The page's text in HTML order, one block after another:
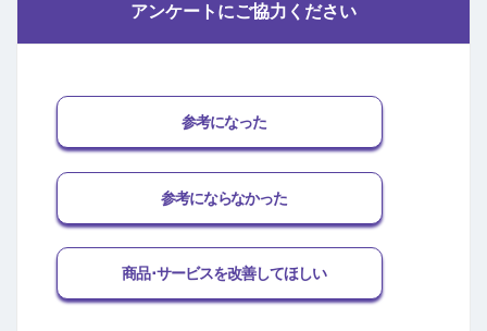
アンケートにご協力ください
参考になった
参考にならなかった
商品･サービスを改善してほしい